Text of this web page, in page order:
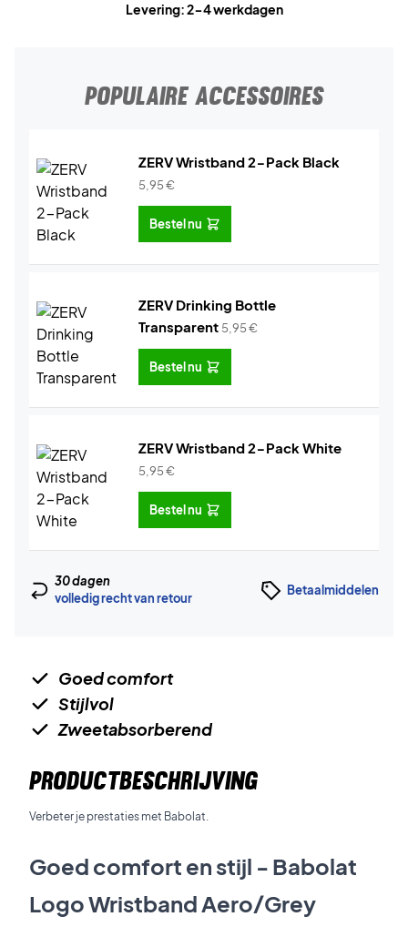
Levering: 2-4 werkdagen
POPULAIRE ACCESSOIRES
ZERV Wristband 2-Pack Black
5,95€
Bestel nu
ZERV Drinking Bottle
Transparent 5,95€
Bestel nu
ZERV Wristband 2-Pack White
5,95€
Bestel nu
30 dagen
volledig recht van retour
Betaalmiddelen
Goed comfort
Stijlvol
Zweetabsorberend
PRODUCTBESCHRIJVING
Verbeter je prestaties met Babolat.
Goed comfort en stijl - Babolat
Logo Wristband Aero/Grey